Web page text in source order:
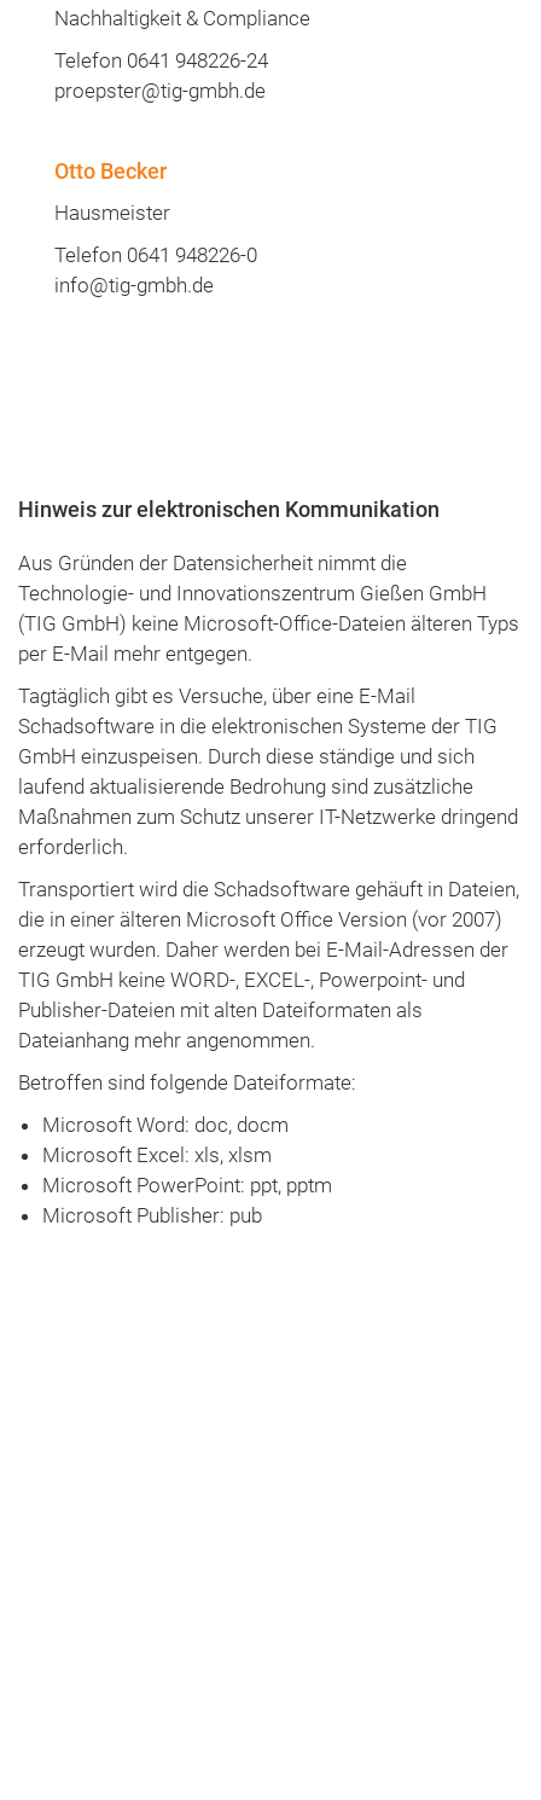
Sabine Glinke
Projekt "Gründungsmesse Mittelhessen"
Telefon 0641 948226-0
Mobilnummer 0175 3648885
Maurice Jelinski
Projekt "KI für Startups"
Telefon 0641 948226-0
Mobilnummer 0176 45881260
jelinski@tig-gmbh.de